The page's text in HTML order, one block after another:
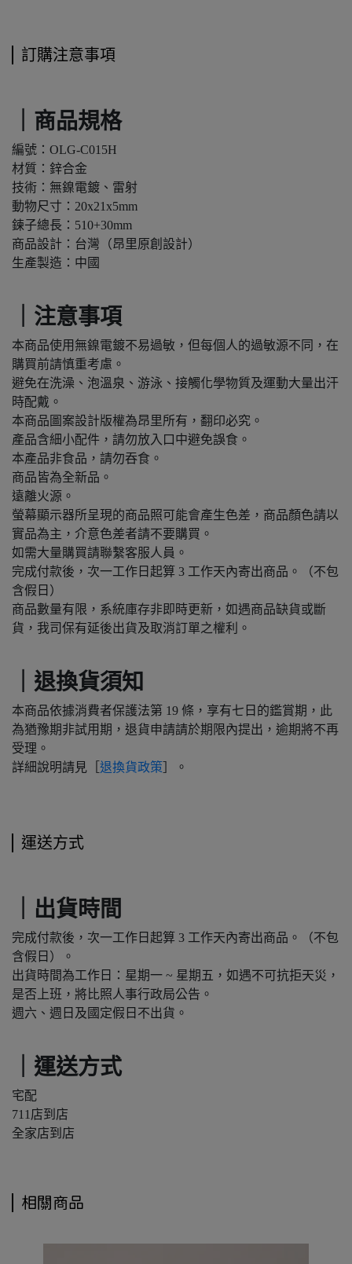
訂購注意事項
｜商品規格
編號：OLG-C015H
材質：鋅合金
技術：無鎳電鍍、雷射
動物尺寸：20x21x5mm
鍊子總長：510+30mm
商品設計：台灣（昂里原創設計）
生產製造：中國
｜注意事項
本商品使用無鎳電鍍不易過敏，但每個人的過敏源不同，在
購買前請慎重考慮。
避免在洗澡、泡溫泉、游泳、接觸化學物質及運動大量出汗
時配戴。
本商品圖案設計版權為昂里所有，翻印必究。
產品含細小配件，請勿放入口中避免誤食。
本產品非食品，請勿吞食。
商品皆為全新品。
遠離火源。
螢幕顯示器所呈現的商品照可能會產生色差，商品顏色請以
實品為主，介意色差者請不要購買。
如需大量購買請聯繫客服人員。
完成付款後，次一工作日起算 3 工作天內寄出商品。（不包
含假日）
商品數量有限，系統庫存非即時更新，如遇商品缺貨或斷
貨，我司保有延後出貨及取消訂單之權利。
｜退換貨須知
本商品依據消費者保護法第 19 條，享有七日的鑑賞期，此
為猶豫期非試用期，退貨申請請於期限內提出，逾期將不再
受理。
詳細說明請見［ 退換貨政策 ］。
運送方式
｜出貨時間
完成付款後，次一工作日起算 3 工作天內寄出商品。（不包
含假日）。
出貨時間為工作日：星期一 ~ 星期五，如遇不可抗拒天災，
是否上班，將比照人事行政局公告。
週六、週日及國定假日不出貨。
｜運送方式
宅配
711店到店
全家店到店
相關商品